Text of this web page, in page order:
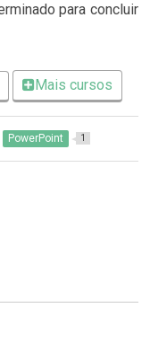
para concluir
Mais cursos
PowerPoint 1